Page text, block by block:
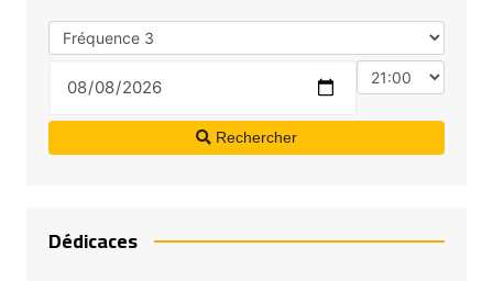
Rechercher
Dédicaces